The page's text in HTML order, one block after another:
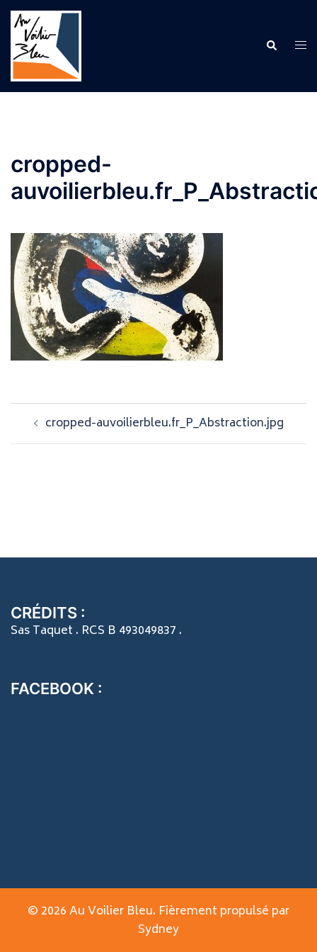
Aller
contenu
cropped-
Navigation
d’article
cropped-auvoilierbleu.fr_P_Abstraction.jpg
CRÉDITS :
Sas Taquet . RCS B 493049837 .
FACEBOOK :
© 2026 Au Voilier Bleu. Fièrement propulsé par
Sydney